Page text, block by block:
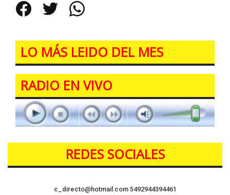
FacebookTwitterWhatsApp
LO MÁS LEIDO DEL MES
RADIO EN VIVO
REDES SOCIALES
c_directo@hotmail.com5492944394461